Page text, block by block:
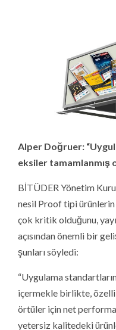
Alper Doğruer:
eksiler tamamlanmış
BİTÜDER Yönetim
nesil Proof tipi ürünlerin
çok kritik olduğunu,
açısından önemli bir
şunları söyledi:
“Uygulama
içermekle birlikte,
örtüler için net
yetersiz kalitedeki